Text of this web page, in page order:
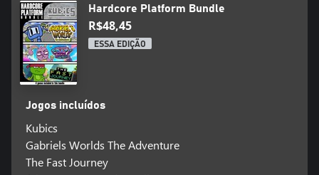
Hardcore Platform Bundle
R$48,45
ESSA EDIÇÃO
Jogos incluídos
Kubics
Gabriels Worlds The Adventure
The Fast Journey